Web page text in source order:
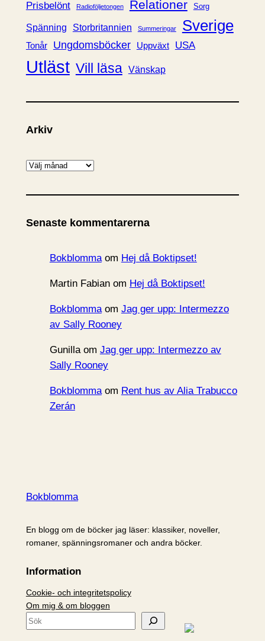
Prisbelönt Radioföljetongen Relationer Sorg
Spänning Storbritannien Summeringar Sverige
Tonår Ungdomsböcker Uppväxt USA
Utläst Vill läsa Vänskap
Arkiv
A
k
v
Senaste kommentarerna
Bokblommaom Hej då Boktipset!
Martin Fabianom Hej då Boktipset!
Bokblommaom Jag ger upp: Intermezzo
av Sally Rooney
Gunillaom Jag ger upp: Intermezzo av
Sally Rooney
Bokblommaom Rent hus av Alia Trabucco
Zerán
Bokblomma
En blogg om de böcker jag läser: klassiker, noveller,
romaner, spänningsromaner och andra böcker.
Information
Cookie- och integritetspolicy
Om mig & om bloggen
S